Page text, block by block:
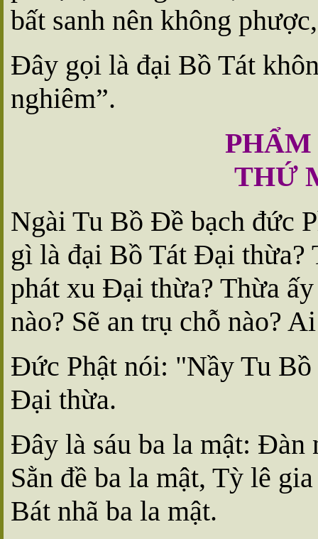
bất sanh nên không
Ðây gọi là đại Bồ Tát
nghiêm”.
THỨ
Ngài Tu Bồ Ðề bạch đức
gì là đại Bồ Tát Ðại thừa?
phát xu Ðại thừa? Thừa
nào? Sẽ an trụ chỗ nào?
Ðức Phật nói: "Nầy Tu
Ðại thừa.
Ðây là sáu ba la mật: Ðàn
Sằn đề ba la mật, Tỳ lê
Bát nhã ba la mật.